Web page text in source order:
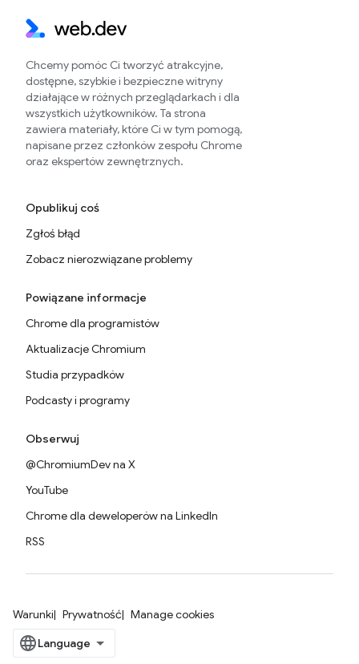
Chcemy pomóc Ci tworzyć atrakcyjne,
dostępne, szybkie i bezpieczne witryny
działające w różnych przeglądarkach i dla
wszystkich użytkowników. Ta strona
zawiera materiały, które Ci w tym pomogą,
napisane przez członków zespołu Chrome
oraz ekspertów zewnętrznych.
Opublikuj coś
Zgłoś błąd
Zobacz nierozwiązane problemy
Powiązane informacje
Chrome dla programistów
Aktualizacje Chromium
Studia przypadków
Podcasty i programy
Obserwuj
@ChromiumDev na X
YouTube
Chrome dla deweloperów na LinkedIn
RSS
Warunki Prywatność Manage cookies